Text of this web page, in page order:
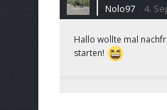
Nolo97
4.
Hallo wollte mal
starten!